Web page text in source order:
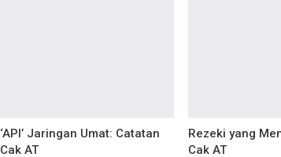
‘API’ Jaringan Umat: Catatan
Cak AT
Rezeki yang
Cak AT